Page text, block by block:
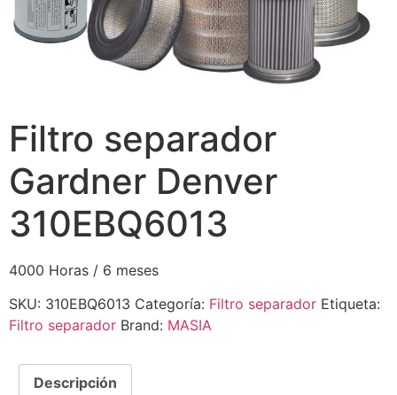
Filtro separador
Gardner Denver
310EBQ6013
4000 Horas / 6 meses
SKU: 310EBQ6013 Categoría: Filtro separador Etiqueta:
Filtro separador Brand: MASIA
Descripción